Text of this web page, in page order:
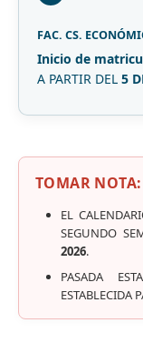
FAC. CS.
Inicio de
A PARTIR DEL 5
TOMAR NOTA:
EL
SEGUNDO
2026.
PASADA
ESTABLECIDA